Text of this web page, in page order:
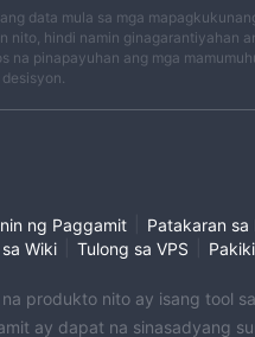
data mula sa mga
nito, hindi namin ginagarantiyahan
na pinapayuhan ang mga
ng Paggamit Patakaran
Wiki Tulong sa VPS
produkto nito ay isang tool
ay dapat na sinasadyang